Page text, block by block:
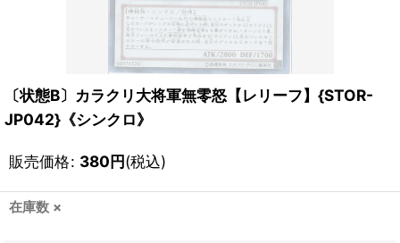
〔状態B〕カラクリ大将軍無零怒【レリーフ】{STOR-
JP042}《シンクロ》
販売価格: 380円(税込)
在庫数 ×